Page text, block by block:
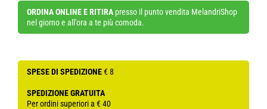
ORDINA ONLINE E RITIRA presso il punto vendita MelandriShop
nel giorno e all'ora a te più comoda.
SPESE DI SPEDIZIONE€ 8
SPEDIZIONE GRATUITA
Per ordini superiori a € 40